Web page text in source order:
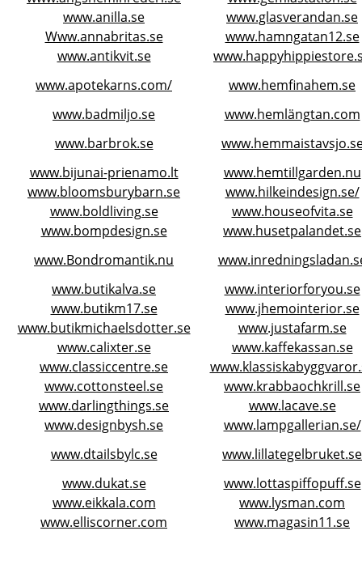
www.anilla.se
www.glasverandan.se
Www.annabritas.se
www.hamngatan12.se
www.antikvit.se
www.apotekarns.com/
www.hemfinahem.se
www.badmiljo.se
www.hemlängtan.com
www.barbrok.se
www.bijunai-prienamo.lt
www.hemtillgarden.nu
www.bloomsburybarn.se
www.hilkeindesign.se/
www.boldliving.se
www.houseofvita.se
www.bompdesign.se
www.husetpalandet.se
www.Bondromantik.nu
www.butikalva.se
www.interiorforyou.se
www.butikm17.se
www.jhemointerior.se
www.butikmichaelsdotter.se
www.justafarm.se
www.calixter.se
www.kaffekassan.se
www.classiccentre.se
www.cottonsteel.se
www.krabbaochkrill.se
www.darlingthings.se
www.lacave.se
www.designbysh.se
www.lampgallerian.se/
www.dtailsbylc.se
www.lillategelbruket.se
www.dukat.se
www.lottaspiffopuff.se
www.eikkala.com
www.lysman.com
www.elliscorner.com
www.magasin11.se